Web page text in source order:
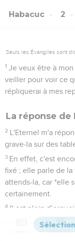
Habacuc 2
Seuls les Évangiles sont
1 Je veux être à
veiller pour voir ce
répliquerai à mes
La réponse
2 L'Eternel m'a
grave-la sur des
3 En effet, c'est
fixé ; elle parle de la
attends-la, car *elle
certainement.
4 Il est plein
*le juste vivra par sa
Certes le vin est
Versions